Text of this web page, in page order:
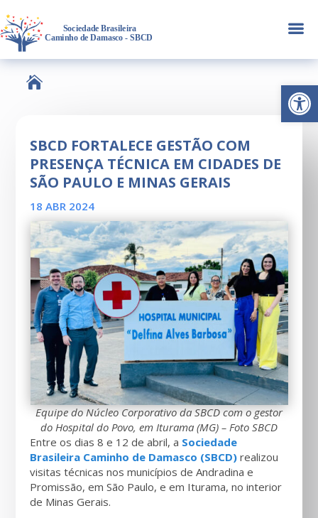
Abrir
a

SBCD FORTALECE GESTÃO COM
PRESENÇA TÉCNICA EM CIDADES DE
SÃO PAULO E MINAS GERAIS
18 ABR 2024
Equipe do Núcleo Corporativo da SBCD com o gestor
do Hospital do Povo, em Iturama (MG) – Foto SBCD
Entre os dias 8 e 12 de abril, a Sociedade
Brasileira Caminho de Damasco (SBCD) realizou
visitas técnicas nos municípios de Andradina e
Promissão, em São Paulo, e em Iturama, no interior
de Minas Gerais.